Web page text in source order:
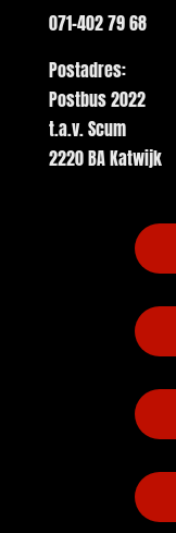
071-402 79 68
Postadres:
Postbus 2022
t.a.v. Scum
2220 BA Katwijk